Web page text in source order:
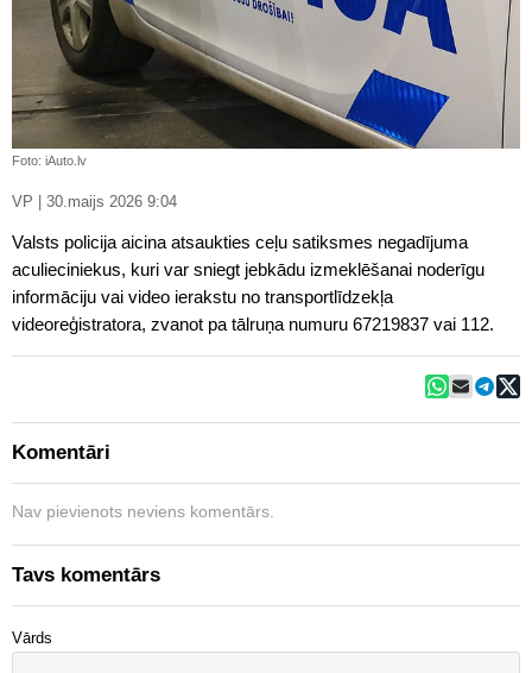
Foto: iAuto.lv
VP | 30.maijs 2026 9:04
Valsts policija aicina atsaukties ceļu satiksmes negadījuma
aculieciniekus, kuri var sniegt jebkādu izmeklēšanai noderīgu
informāciju vai video ierakstu no transportlīdzekļa
videoreģistratora, zvanot pa tālruņa numuru 67219837 vai 112.
Komentāri
Nav pievienots neviens komentārs.
Tavs komentārs
Vārds